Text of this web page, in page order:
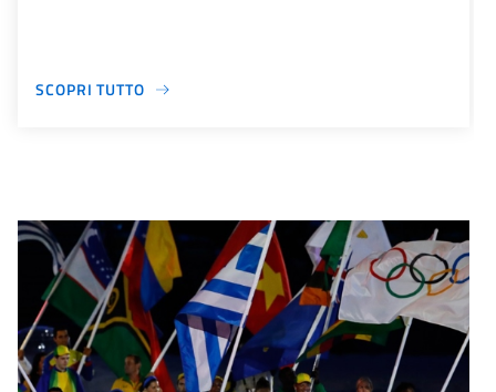
SCOPRI TUTTO